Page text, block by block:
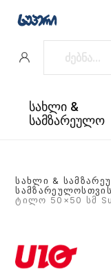
სახლი &
სამზარეულო
სახლი &
სამზარეულოსთვის
ტილო 50×50 სმ